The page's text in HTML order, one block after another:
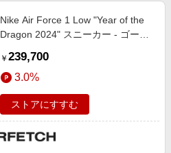
Nike Air Force 1 Low "Year of the
Dragon 2024" スニーカー - ゴール
￥ 239,700
3.0%
ストアにすすむ